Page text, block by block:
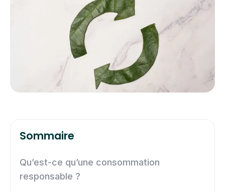
Sommaire
Qu’est-ce qu’une consommation
responsable ?